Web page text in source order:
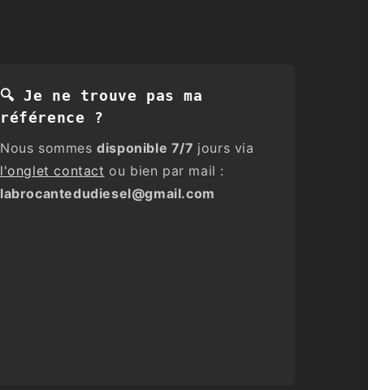
🔍 Je ne trouve pas ma
référence ?
Nous sommesdisponible 7/7 jours via
l'onglet contact ou bien par mail :
labrocantedudiesel@gmail.com